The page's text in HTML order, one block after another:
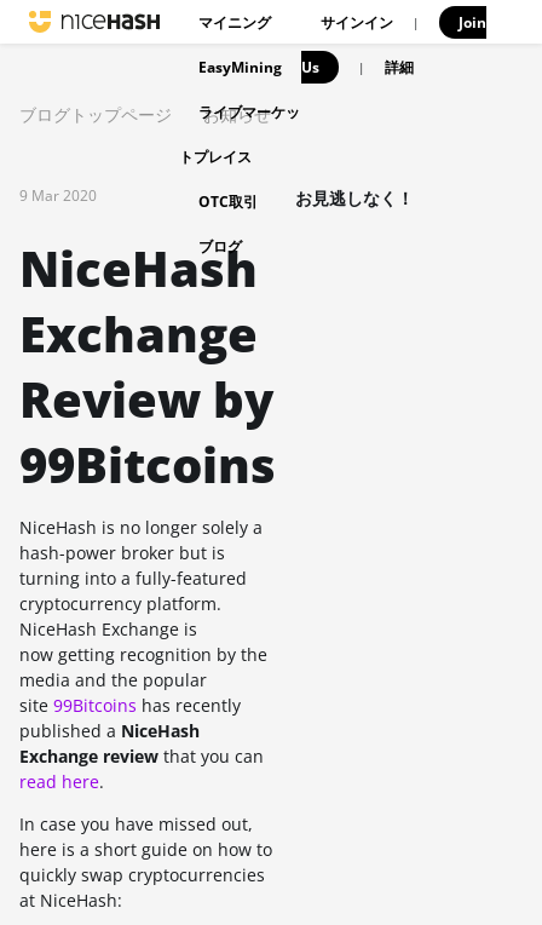
マイニング
EasyMining
ライブマーケッ
トプレイス
OTC取引
ブログ
サインイン | Join
Us | 詳細
ブログトップページ お知らせ
9 Mar 2020
NiceHash
Exchange
Review by
99Bitcoins
NiceHash is no longer solely a
hash-power broker but is
turning into a fully-featured
cryptocurrency platform.
NiceHash Exchange is
now getting recognition by the
media and the popular
site 99Bitcoins has recently
published a NiceHash
Exchange review that you can
read here.
In case you have missed out,
here is a short guide on how to
quickly swap cryptocurrencies
at NiceHash:
お見逃しなく！